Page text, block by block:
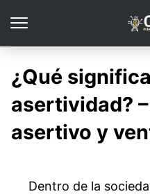
¿Qué
asertividad?
asertivo y
Dentro de la